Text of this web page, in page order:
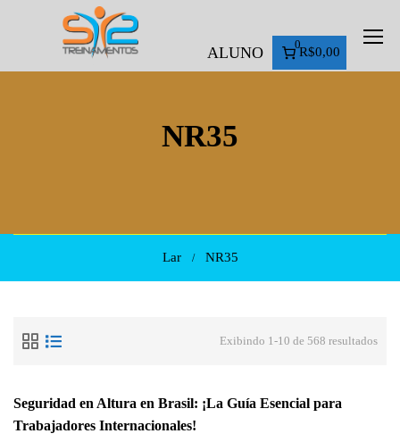
ALUNO 0
R$0,00
NR35
Lar NR35
Exibindo 1-10 de 568 resultados
Seguridad en Altura en Brasil: ¡La Guía Esencial para
Trabajadores Internacionales!